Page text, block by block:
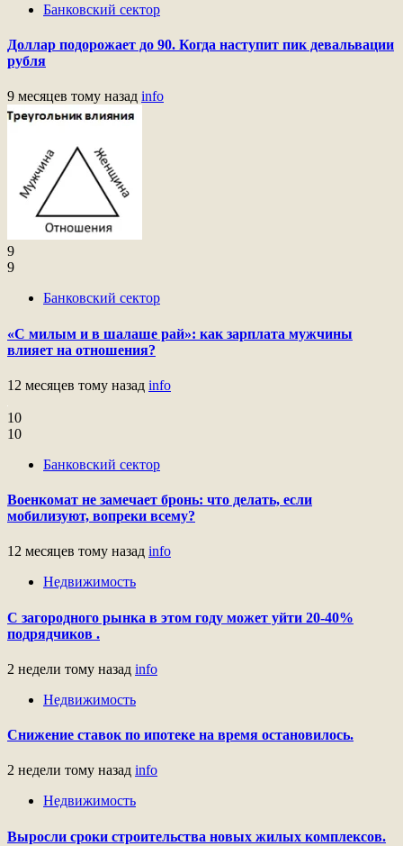
Банковский сектор
Доллар подорожает до 90. Когда наступит пик девальвации
рубля
9 месяцев тому назад info
9
9
Банковский сектор
«С милым и в шалаше рай»: как зарплата мужчины
влияет на отношения?
12 месяцев тому назад info
10
10
Банковский сектор
Военкомат не замечает бронь: что делать, если
мобилизуют, вопреки всему?
12 месяцев тому назад info
Недвижимость
С загородного рынка в этом году может уйти 20-40%
подрядчиков .
2 недели тому назад info
Недвижимость
Снижение ставок по ипотеке на время остановилось.
2 недели тому назад info
Недвижимость
Выросли сроки строительства новых жилых комплексов.